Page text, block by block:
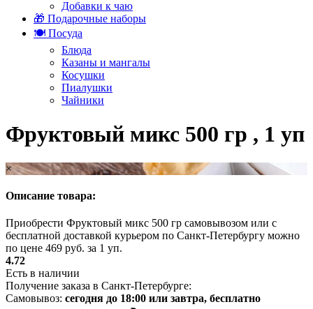
Добавки к чаю
🎁 Подарочные наборы
🍽️ Посуда
Блюда
Казаны и мангалы
Косушки
Пиалушки
Чайники
Фруктовый микс 500 гр , 1 уп
×
Описание товара:
Приобрести Фруктовый микс 500 гр самовывозом или с
бесплатной доставкой курьером по Санкт-Петербургу можно
по цене 469 руб. за 1 уп.
4.72
Есть в наличии
Получение заказа в Санкт-Петербурге:
Самовывоз: сегодня до 18:00 или завтра, бесплатно